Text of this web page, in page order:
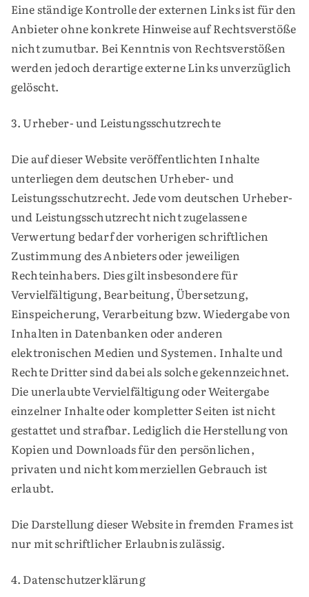
Eine ständige Kontrolle der externen Links ist für den
Anbieter ohne konkrete Hinweise auf Rechtsverstöße
nicht zumutbar. Bei Kenntnis von Rechtsverstößen
werden jedoch derartige externe Links unverzüglich
gelöscht.
3. Urheber- und Leistungsschutzrechte
Die auf dieser Website veröffentlichten Inhalte
unterliegen dem deutschen Urheber- und
Leistungsschutzrecht. Jede vom deutschen Urheber-
und Leistungsschutzrecht nicht zugelassene
Verwertung bedarf der vorherigen schriftlichen
Zustimmung des Anbieters oder jeweiligen
Rechteinhabers. Dies gilt insbesondere für
Vervielfältigung, Bearbeitung, Übersetzung,
Einspeicherung, Verarbeitung bzw. Wiedergabe von
Inhalten in Datenbanken oder anderen
elektronischen Medien und Systemen. Inhalte und
Rechte Dritter sind dabei als solche gekennzeichnet.
Die unerlaubte Vervielfältigung oder Weitergabe
einzelner Inhalte oder kompletter Seiten ist nicht
gestattet und strafbar. Lediglich die Herstellung von
Kopien und Downloads für den persönlichen,
privaten und nicht kommerziellen Gebrauch ist
erlaubt.
Die Darstellung dieser Website in fremden Frames ist
nur mit schriftlicher Erlaubnis zulässig.
4. Datenschutzerklärung